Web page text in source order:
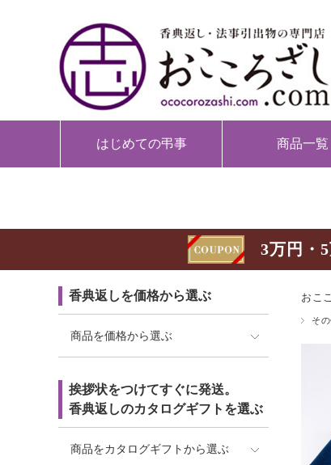
はじめての弔事 商品一覧
3万円・
おこ
そ
香典返しを価格から選ぶ
商品を価格から選ぶ
挨拶状をつけてすぐに発送。
香典返しのカタログギフトを選ぶ
商品をカタログギフトから選ぶ